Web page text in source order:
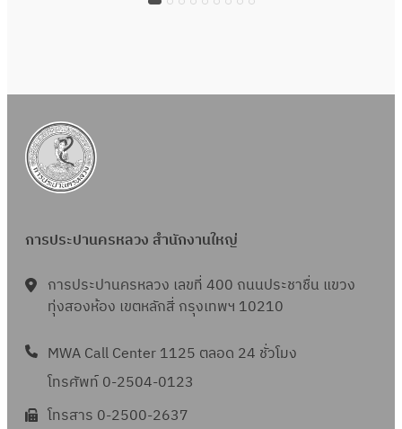
การประปานครหลวง สำนักงานใหญ่
การประปานครหลวง เลขที่ 400 ถนนประชาชื่น แขวง
ทุ่งสองห้อง เขตหลักสี่ กรุงเทพฯ 10210
MWA Call Center 1125 ตลอด 24 ชั่วโมง
โทรศัพท์ 0-2504-0123
โทรสาร 0-2500-2637